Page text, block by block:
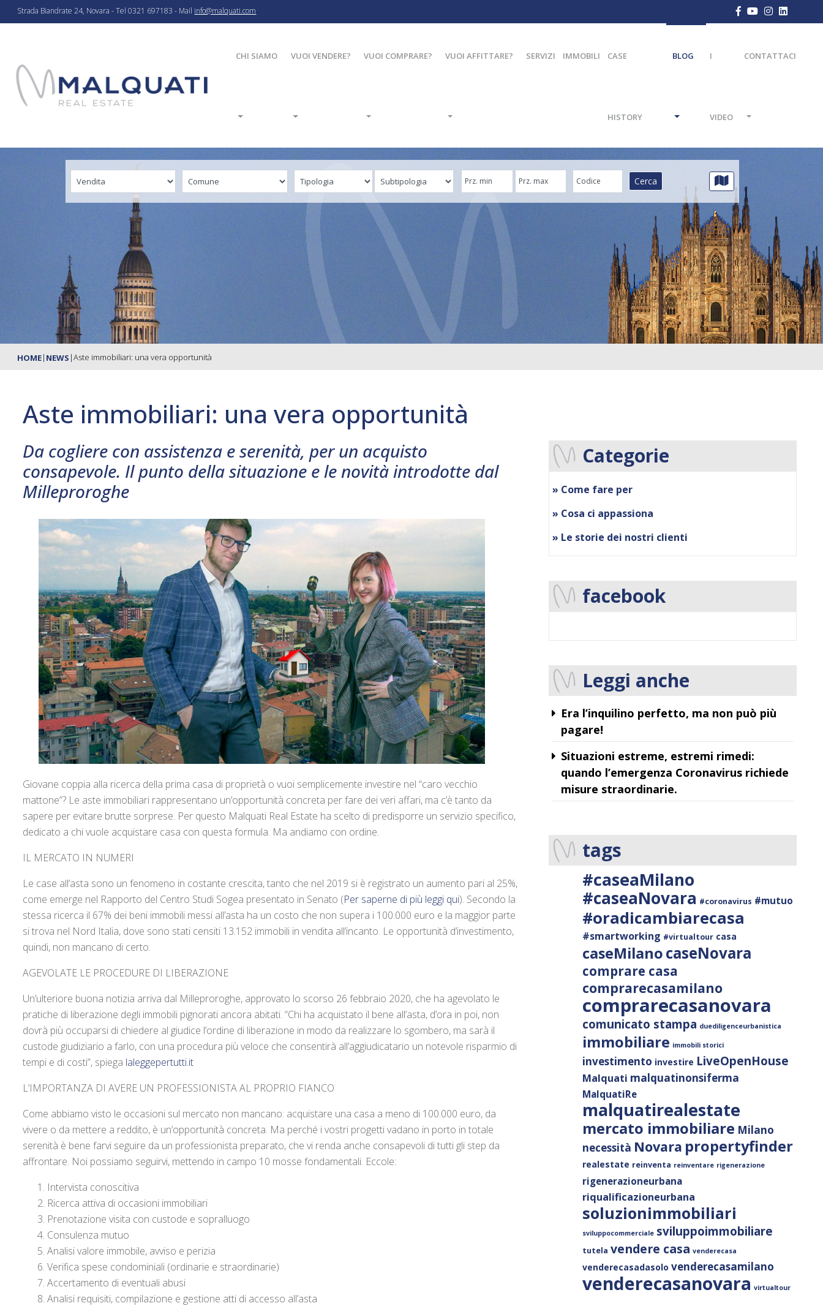
Strada Biandrate 24, Novara - Tel 0321 697183 - Mail info@malquati.com
CHI SIAMO VUOI VENDERE? VUOI COMPRARE? VUOI AFFITTARE? SERVIZI IMMOBILI CASE
HISTORY
BLOG I
VIDEO
CONTATTACI
HOME| NEWS |Aste immobiliari: una vera opportunità
Aste immobiliari: una vera opportunità
Da cogliere con assistenza e serenità, per un acquisto
consapevole. Il punto della situazione e le novità introdotte dal
Milleproroghe
Giovane coppia alla ricerca della prima casa di proprietà o vuoi semplicemente investire nel “caro vecchio
mattone”? Le aste immobiliari rappresentano un’opportunità concreta per fare dei veri affari, ma c’è tanto da
sapere per evitare brutte sorprese. Per questo Malquati Real Estate ha scelto di predisporre un servizio specifico,
dedicato a chi vuole acquistare casa con questa formula. Ma andiamo con ordine.
IL MERCATO IN NUMERI
Le case all’asta sono un fenomeno in costante crescita, tanto che nel 2019 si è registrato un aumento pari al 25%,
come emerge nel Rapporto del Centro Studi Sogea presentato in Senato (Per saperne di più leggi qui). Secondo la
stessa ricerca il 67% dei beni immobili messi all’asta ha un costo che non supera i 100.000 euro e la maggior parte
si trova nel Nord Italia, dove sono stati censiti 13.152 immobili in vendita all’incanto. Le opportunità d’investimento,
quindi, non mancano di certo.
AGEVOLATE LE PROCEDURE DI LIBERAZIONE
Un’ulteriore buona notizia arriva dal Milleproroghe, approvato lo scorso 26 febbraio 2020, che ha agevolato le
pratiche di liberazione degli immobili pignorati ancora abitati. “Chi ha acquistato il bene all’asta, d’ora in poi, non
dovrà più occuparsi di chiedere al giudice l’ordine di liberazione in modo da realizzare lo sgombero, ma sarà il
custode giudiziario a farlo, con una procedura più veloce che consentirà all’aggiudicatario un notevole risparmio di
tempi e di costi”, spiega laleggepertutti.it
L’IMPORTANZA DI AVERE UN PROFESSIONISTA AL PROPRIO FIANCO
Come abbiamo visto le occasioni sul mercato non mancano: acquistare una casa a meno di 100.000 euro, da
vivere o da mettere a reddito, è un’opportunità concreta. Ma perché i vostri progetti vadano in porto in totale
serenità è bene farvi seguire da un professionista preparato, che vi renda anche consapevoli di tutti gli step da
affrontare. Noi possiamo seguirvi, mettendo in campo 10 mosse fondamentali. Eccole:
Intervista conoscitiva
Ricerca attiva di occasioni immobiliari
Prenotazione visita con custode e sopralluogo
Consulenza mutuo
Analisi valore immobile, avviso e perizia
Verifica spese condominiali (ordinarie e straordinarie)
Accertamento di eventuali abusi
Analisi requisiti, compilazione e gestione atti di accesso all’asta
Categorie
» Come fare per
» Cosa ci appassiona
» Le storie dei nostri clienti
facebook
Leggi anche
Era l’inquilino perfetto, ma non può più
pagare!
Situazioni estreme, estremi rimedi:
quando l’emergenza Coronavirus richiede
misure straordinarie.
tags
#caseaMilano
#caseaNovara #coronavirus #mutuo
#oradicambiarecasa
#smartworking #virtualtour casa
caseMilanocaseNovara
comprare casa
comprarecasamilano
comprarecasanovara
comunicato stampa duediligenceurbanistica
immobiliare immobili storici
investimento investire LiveOpenHouse
Malquati malquatinonsiferma
MalquatiRe
malquatirealestate
mercato immobiliare Milano
necessità Novara propertyfinder
realestate reinventa reinventare rigenerazione
rigenerazioneurbana
riqualificazioneurbana
soluzionimmobiliari
sviluppocommerciale sviluppoimmobiliare
tutela vendere casa venderecasa
venderecasadasolo venderecasamilano
venderecasanovara virtualtour